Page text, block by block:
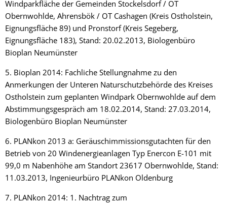
Windparkfläche der Gemeinden Stockelsdorf / OT
Obernwohlde, Ahrensbök / OT Cashagen (Kreis Ostholstein,
Eignungsfläche 89) und Pronstorf (Kreis Segeberg,
Eignungsfläche 183), Stand: 20.02.2013, Biologenbüro
Bioplan Neumünster
5. Bioplan 2014: Fachliche Stellungnahme zu den
Anmerkungen der Unteren Naturschutzbehörde des Kreises
Ostholstein zum geplanten Windpark Obernwohlde auf dem
Abstimmungsgespräch am 18.02.2014, Stand: 27.03.2014,
Biologenbüro Bioplan Neumünster
6. PLANkon 2013 a: Geräuschimmissionsgutachten für den
Betrieb von 20 Windenergieanlagen Typ Enercon E-101 mit
99,0 m Nabenhöhe am Standort 23617 Obernwohlde, Stand:
11.03.2013, Ingenieurbüro PLANkon Oldenburg
7. PLANkon 2014: 1. Nachtrag zum